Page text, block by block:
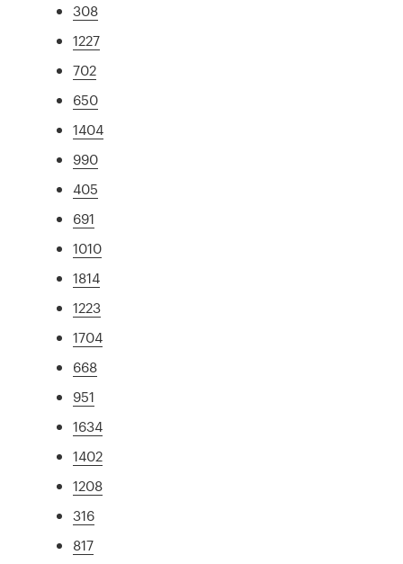
308
1227
702
650
1404
990
405
691
1010
1814
1223
1704
668
951
1634
1402
1208
316
817